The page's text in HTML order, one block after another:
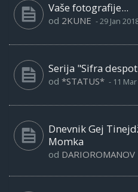
Vaše fotografije...
od 2KUNE -29 Jan
Serija "Sifra
od *STATUS* - 11
Dnevnik Gej
Momka
od DARIOROMANOV